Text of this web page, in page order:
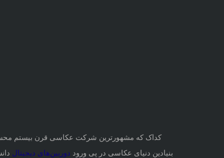
کداک که مشهورترین شرکت عکاسی قرن بیستم محسوب
بنیادین دنیای عکاسی در پی ورود دوربین‌های دیجیتال